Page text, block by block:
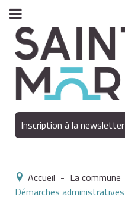
Inscription à la newsletter
Accueil - La commune
Démarches administratives